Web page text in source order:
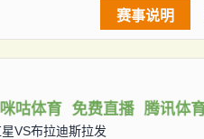
赛事说明
咪咕体育 免费直播 腾讯体育
VS布拉迪斯拉发